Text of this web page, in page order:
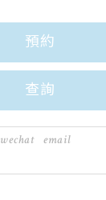
預約
查詢
wechat email